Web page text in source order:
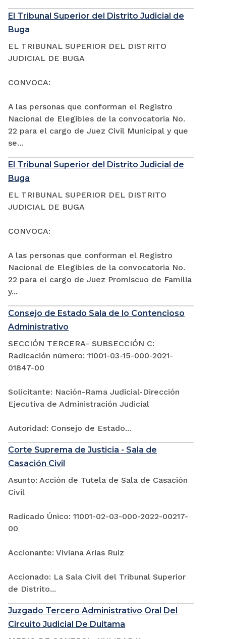
El Tribunal Superior del Distrito Judicial de
Buga
EL TRIBUNAL SUPERIOR DEL DISTRITO
JUDICIAL DE BUGA
CONVOCA:
A las personas que conforman el Registro
Nacional de Elegibles de la convocatoria No.
22 para el cargo de Juez Civil Municipal y que
se...
El Tribunal Superior del Distrito Judicial de
Buga
EL TRIBUNAL SUPERIOR DEL DISTRITO
JUDICIAL DE BUGA
CONVOCA:
A las personas que conforman el Registro
Nacional de Elegibles de la convocatoria No.
22 para el cargo de Juez Promiscuo de Familia
y...
Consejo de Estado Sala de lo Contencioso
Administrativo
SECCIÓN TERCERA- SUBSECCIÓN C:
Radicación número: 11001-03-15-000-2021-
01847-00
Solicitante: Nación-Rama Judicial-Dirección
Ejecutiva de Administración Judicial
Autoridad: Consejo de Estado...
Corte Suprema de Justicia - Sala de
Casación Civil
Asunto: Acción de Tutela de Sala de Casación
Civil
Radicado Único: 11001-02-03-000-2022-00217-
00
Accionante: Viviana Arias Ruiz
Accionado: La Sala Civil del Tribunal Superior
de Distrito...
Juzgado Tercero Administrativo Oral Del
Circuito Judicial De Duitama